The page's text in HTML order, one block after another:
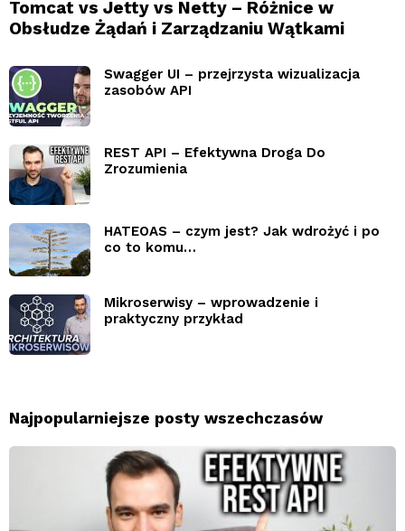
Tomcat vs Jetty vs Netty – Różnice w
Obsłudze Żądań i Zarządzaniu Wątkami
Swagger UI – przejrzysta wizualizacja
zasobów API
REST API – Efektywna Droga Do
Zrozumienia
HATEOAS – czym jest? Jak wdrożyć i po
co to komu…
Mikroserwisy – wprowadzenie i
praktyczny przykład
Najpopularniejsze posty wszechczasów